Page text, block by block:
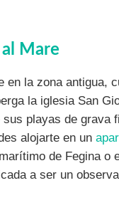
Mare
en la zona antigua,
la iglesia San
playas de grava
alojarte en un
de Fegina o
a ser un